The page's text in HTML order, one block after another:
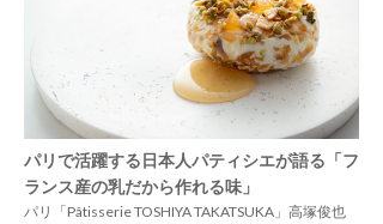
パリで活躍する日本人パティシエが語る「フ
ランス産の乳だから作れる味」
パリ「Pâtisserie TOSHIYA TAKATSUKA」高塚俊也